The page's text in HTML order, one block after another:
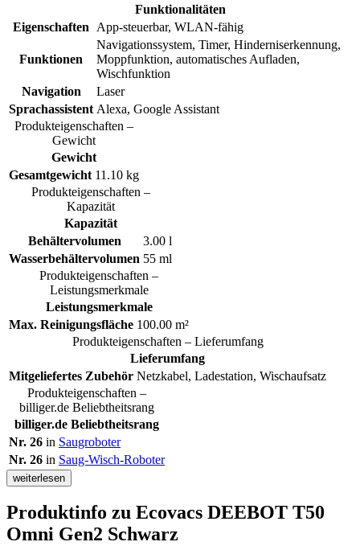
Funktionalitäten
Eigenschaften
App-steuerbar, WLAN-fähig
Funktionen
Navigationssystem, Timer, Hinderniserkennung,
Moppfunktion, automatisches Aufladen,
Wischfunktion
Navigation
Laser
Sprachassistent Alexa, Google Assistant
Produkteigenschaften –
Gewicht
Gewicht
Gesamtgewicht 11.10 kg
Produkteigenschaften –
Kapazität
Kapazität
Behältervolumen
3.00 l
Wasserbehältervolumen 55 ml
Produkteigenschaften –
Leistungsmerkmale
Leistungsmerkmale
Max. Reinigungsfläche 100.00 m²
Produkteigenschaften – Lieferumfang
Lieferumfang
Mitgeliefertes Zubehör Netzkabel, Ladestation, Wischaufsatz
Produkteigenschaften –
billiger.de Beliebtheitsrang
billiger.de Beliebtheitsrang
Nr. 26 in Saugroboter
Nr. 26 in Saug-Wisch-Roboter
weiterlesen
Produktinfo zu Ecovacs DEEBOT T50
Omni Gen2 Schwarz